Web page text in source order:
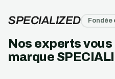
SPECIALIZED Fondée
Nos experts
marque